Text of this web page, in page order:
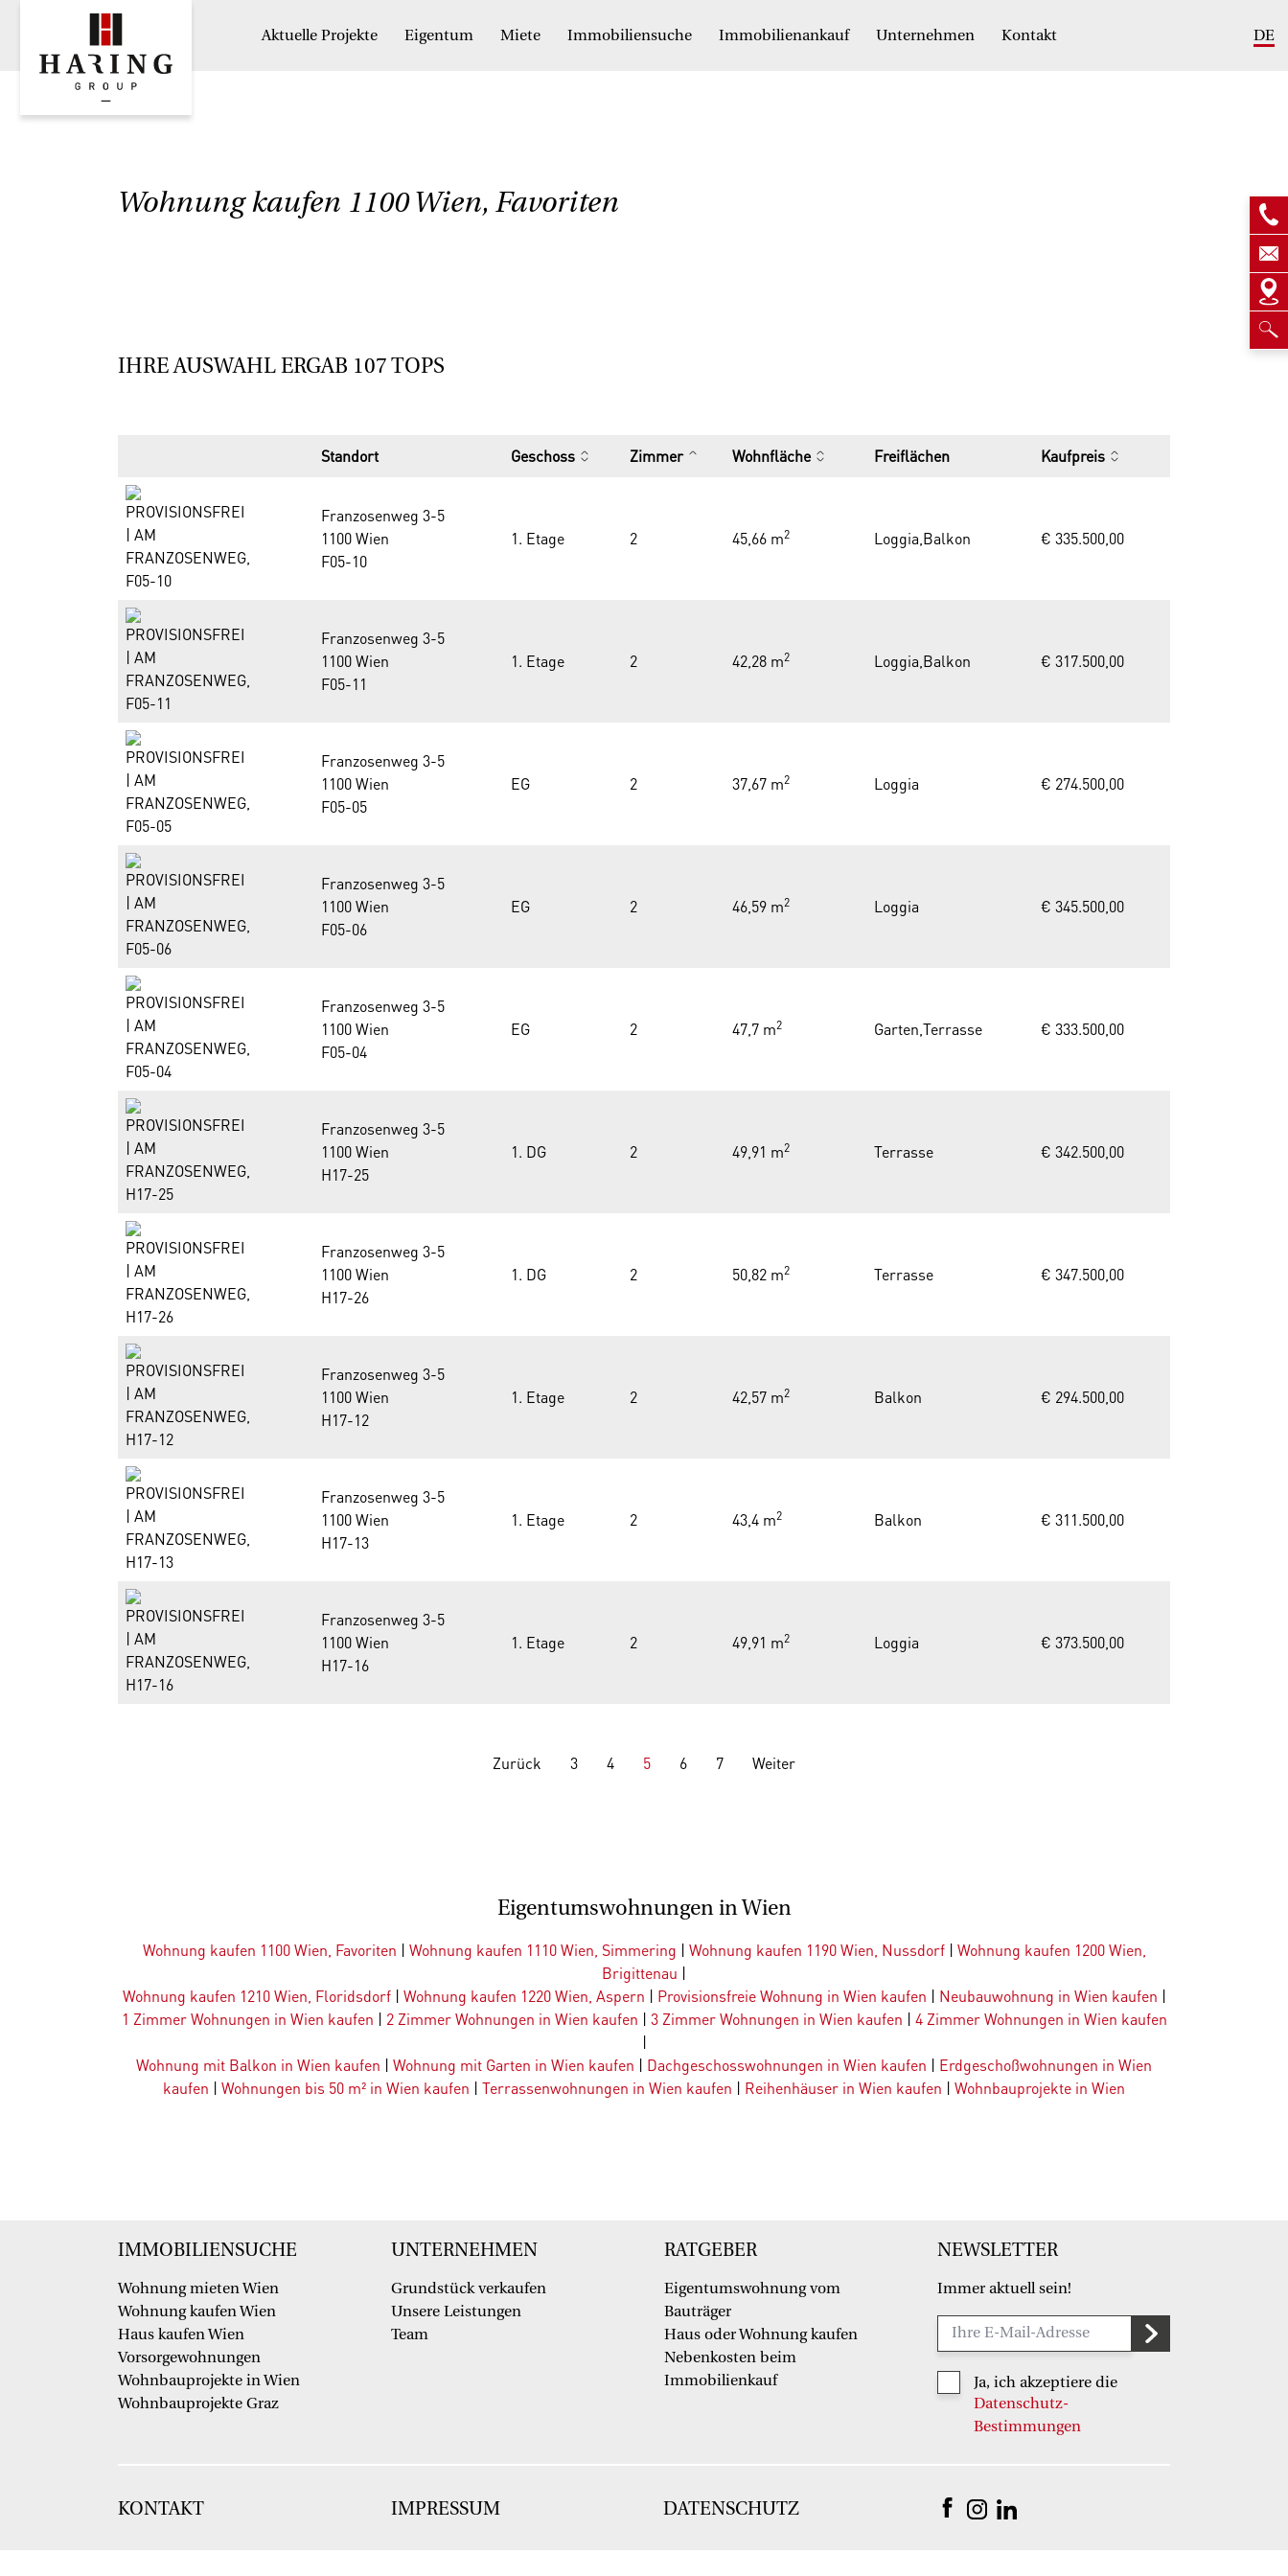
Aktuelle Projekte Eigentum Miete Immobiliensuche Immobilienankauf Unternehmen Kontakt DE
Wohnung kaufen 1100 Wien, Favoriten
IHRE AUSWAHL ERGAB 107TOPS
Standort Geschoss Zimmer Wohnfläche Freiflächen Kaufpreis
Franzosenweg 3-5
1100 Wien
F05-10
1. Etage 2 45,66 m2 Loggia,Balkon € 335.500,00
Franzosenweg 3-5
1100 Wien
F05-11
1. Etage 2 42,28 m2 Loggia,Balkon € 317.500,00
Franzosenweg 3-5
1100 Wien
F05-05
EG 2 37,67 m2 Loggia € 274.500,00
Franzosenweg 3-5
1100 Wien
F05-06
EG 2 46,59 m2 Loggia € 345.500,00
Franzosenweg 3-5
1100 Wien
F05-04
EG 2 47,7 m2 Garten,Terrasse € 333.500,00
Franzosenweg 3-5
1100 Wien
H17-25
1. DG 2 49,91 m2 Terrasse € 342.500,00
Franzosenweg 3-5
1100 Wien
H17-26
1. DG 2 50,82 m2 Terrasse € 347.500,00
Franzosenweg 3-5
1100 Wien
H17-12
1. Etage 2 42,57 m2 Balkon € 294.500,00
Franzosenweg 3-5
1100 Wien
H17-13
1. Etage 2 43,4 m2 Balkon € 311.500,00
Franzosenweg 3-5
1100 Wien
H17-16
1. Etage 2 49,91 m2 Loggia € 373.500,00
Zurück 3 4 5 6 7 Weiter
Eigentumswohnungen in Wien
Wohnung kaufen 1100 Wien, Favoriten | Wohnung kaufen 1110 Wien, Simmering | Wohnung kaufen 1190 Wien, Nussdorf| Wohnung kaufen 1200 Wien,
Brigittenau |
Wohnung kaufen 1210 Wien, Floridsdorf| Wohnung kaufen 1220 Wien, Aspern | Provisionsfreie Wohnung in Wien kaufen | Neubauwohnung in Wien kaufen |
1 Zimmer Wohnungen in Wien kaufen | 2 Zimmer Wohnungen in Wien kaufen | 3 Zimmer Wohnungen in Wien kaufen | 4 Zimmer Wohnungen in Wien kaufen
|
Wohnung mit Balkon in Wien kaufen | Wohnung mit Garten in Wien kaufen | Dachgeschosswohnungen in Wien kaufen | Erdgeschoßwohnungen in Wien
kaufen | Wohnungen bis 50 m² in Wien kaufen | Terrassenwohnungen in Wien kaufen | Reihenhäuser in Wien kaufen | Wohnbauprojekte in Wien
IMMOBILIENSUCHE
Wohnung mieten Wien
Wohnung kaufen Wien
Haus kaufen Wien
Vorsorgewohnungen
Wohnbauprojekte in Wien
Wohnbauprojekte Graz
UNTERNEHMEN
Grundstück verkaufen
Unsere Leistungen
Team
RATGEBER
Eigentumswohnung vom
Bauträger
Haus oder Wohnung kaufen
Nebenkosten beim
Immobilienkauf
NEWSLETTER
Immer aktuell sein!
Ja, ich akzeptiere die
Datenschutz-
Bestimmungen
KONTAKT IMPRESSUM DATENSCHUTZ